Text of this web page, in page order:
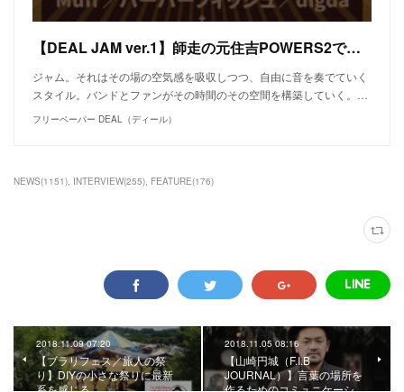
【DEAL JAM ver.1】師走の元住吉POWERS2で開催決定！
ジャム。それはその場の空気感を吸収しつつ、自由に音を奏でていく
スタイル。バンドとファンがその時間のその空間を構築していく。…
フリーペーパー DEAL（ディール）
NEWS(1151) INTERVIEW(255) FEATURE(176)
2018.11.09 07:20
【ブラリフェス／旅人の祭
り】DIYの小さな祭りに最新
系を感じる。
2018.11.05 08:16
【山崎円城（F.I.B
JOURNAL）】言葉の場所を
作るためのコミュニケーシ…